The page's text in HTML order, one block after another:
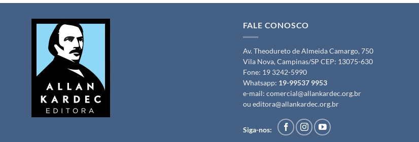
FALE CONOSCO
Av. Theodureto de Almeida Camargo, 750
Vila Nova, Campinas/SP CEP: 13075-630
Fone: 19 3242-5990
Whatsapp: 19-99537 9953
e-mail: comercial@allankardec.org.br
ou editora@allankardec.org.br
Siga-nos: